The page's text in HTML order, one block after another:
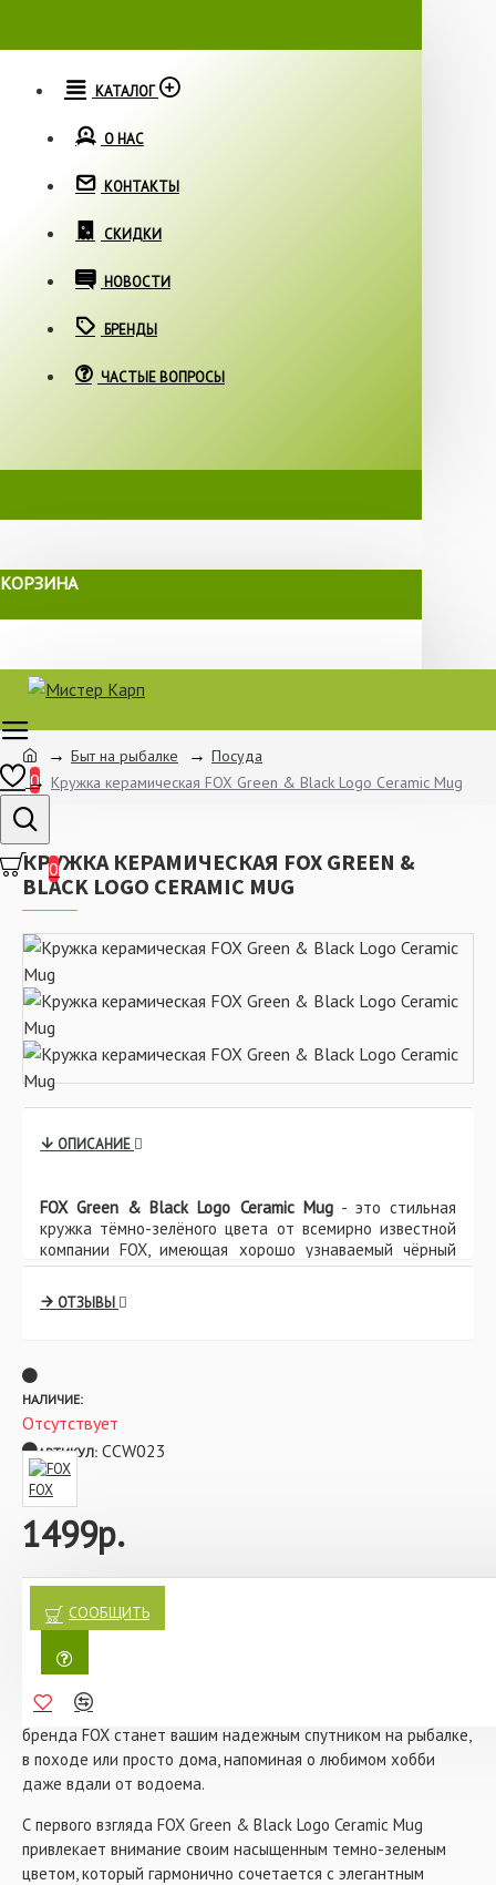
КАТАЛОГ
О НАС
КОНТАКТЫ
СКИДКИ
НОВОСТИ
БРЕНДЫ
ЧАСТЫЕ ВОПРОСЫ
КОРЗИНА
0
0
Быт на рыбалке
Посуда
Кружка керамическая FOX Green & Black Logo Ceramic Mug
КРУЖКА КЕРАМИЧЕСКАЯ FOX GREEN &
BLACK LOGO CERAMIC MUG
ОПИСАНИЕ
FOX Green & Black Logo Ceramic Mug- это стильная
кружка тёмно-зелёного цвета от всемирно известной
компании FOX, имеющая хорошо узнаваемый чёрный
логотип. Эти весьма увесистые, качественные кружки с
ручкой изготовлены из керамики и отлично подходят
для приготовления чая, кофе или быстрорастворимых
- Сохраняет напитки теплыми, не обжигая Вам руки
- Легко и быстро моется
- Материал: керамика
- Объём: 350 мл
ОТЗЫВЫ
1499р.
НАЛИЧИЕ:
Отсутствует
АРТИКУЛ: CCW023
FOX
СООБЩИТЬ
Кружка керамическая FOX Green & Black Logo Ceramic Mug –
это не просто посуда, а настоящий аксессуар для тех, кто
ценит стиль, качество и комфорт. Представьте: раннее утро,
тишина природы, легкий туман над водой, и в ваших руках –
вашу индивидуальность. Эта кружка от легендарного
бренда FOX станет вашим надежным спутником на рыбалке,
в походе или просто дома, напоминая о любимом хобби
даже вдали от водоема.
С первого взгляда FOX Green & Black Logo Ceramic Mug
привлекает внимание своим насыщенным темно-зеленым
цветом, который гармонично сочетается с элегантным